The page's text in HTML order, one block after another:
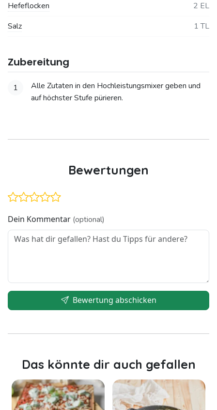
Hefeflocken
2 EL
Salz
1 TL
Zubereitung
1
Alle Zutaten in den Hochleistungsmixer geben und
auf höchster Stufe pürieren.
Bewertungen
Dein Kommentar (optional)
Bewertung abschicken
Das könnte dir auch gefallen